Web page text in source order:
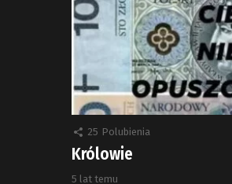
25 Polubienia
Królowie
5 lat temu